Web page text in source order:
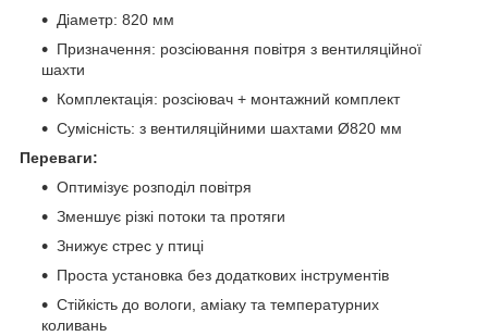
Діаметр: 820 мм
Призначення: розсіювання повітря з вентиляційної
шахти
Комплектація: розсіювач + монтажний комплект
Сумісність: з вентиляційними шахтами Ø820 мм
Переваги:
Оптимізує розподіл повітря
Зменшує різкі потоки та протяги
Знижує стрес у птиці
Проста установка без додаткових інструментів
Стійкість до вологи, аміаку та температурних
коливань